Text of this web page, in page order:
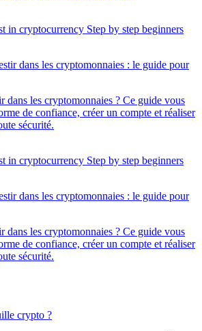
dans les cryptomonnaies : le guide pour
dans les cryptomonnaies ? Ce guide vous
de confiance, créer un compte et réaliser
sécurité.
dans les cryptomonnaies : le guide pour
dans les cryptomonnaies ? Ce guide vous
de confiance, créer un compte et réaliser
sécurité.
crypto ?